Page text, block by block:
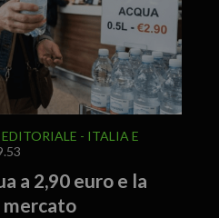
EDITORIALE
ITALIA E
a 2,90 euro e la
mercato